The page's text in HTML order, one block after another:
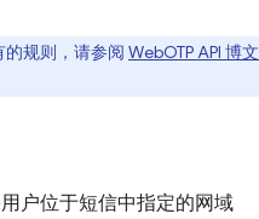
规则，请参阅 WebOTP API 博文
户位于短信中指定的网域